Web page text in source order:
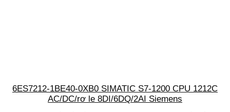
6ES7212-1BE40-0XB0 SIMATIC S7-1200 CPU 1212C
AC/DC/rơ le 8DI/6DQ/2AI Siemens